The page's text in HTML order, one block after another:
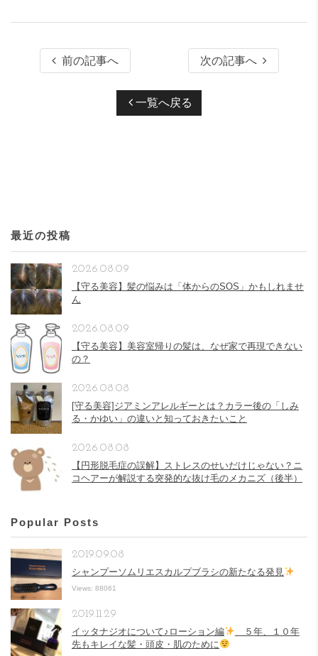
前の記事へ 次の記事へ
一覧へ戻る
最近の投稿
【守る美容】髪の悩みは「体からのSOS」かもしれませ
ん
2026.08.09
【守る美容】美容室帰りの髪は、なぜ家で再現できない
の？
2026.08.09
[守る美容]ジアミンアレルギーとは？カラー後の「しみ
る・かゆい」の違いと知っておきたいこと
2026.08.08
【円形脱毛症の誤解】ストレスのせいだけじゃない？ニ
コヘアーが解説する突発的な抜け毛のメカニズ（後半）
2026.08.08
Popular Posts
シャンプーソムリエスカルプブラシの新たなる発見
2019.09.08
Views: 88061
イッタナジオについて♪ローション編
５年、１０年
先もキレイな髪・頭皮・肌のために
2019.11.29